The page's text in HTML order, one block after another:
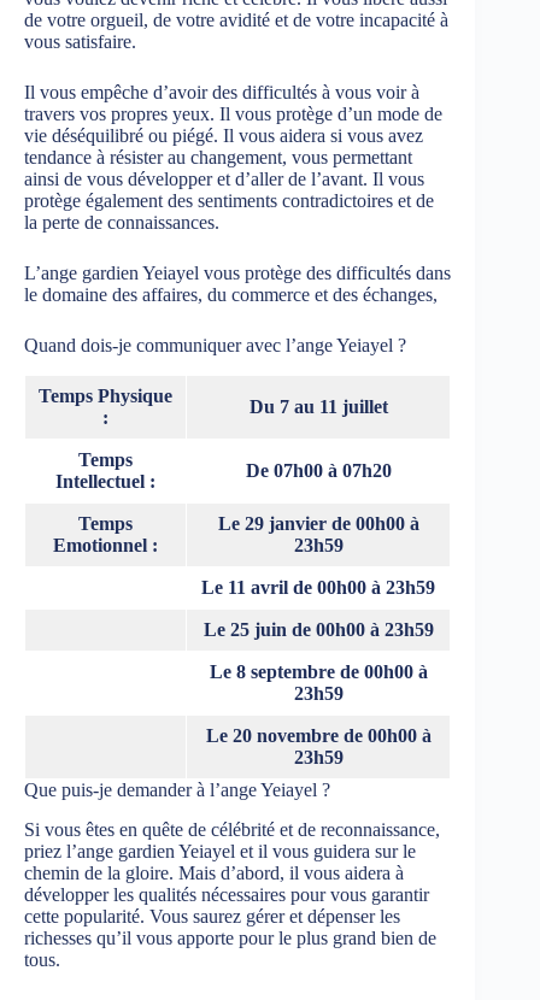
de votre orgueil, de votre avidité et de votre incapacité à
vous satisfaire.
Il vous empêche d’avoir des difficultés à vous voir à
travers vos propres yeux. Il vous protège d’un mode de
vie déséquilibré ou piégé. Il vous aidera si vous avez
tendance à résister au changement, vous permettant
ainsi de vous développer et d’aller de l’avant. Il vous
protège également des sentiments contradictoires et de
la perte de connaissances.
L’ange gardien Yeiayel vous protège des difficultés dans
le domaine des affaires, du commerce et des échanges,
Quand dois-je communiquer avec l’ange Yeiayel ?
Temps Physique
:
Du 7 au 11 juillet
Temps
Intellectuel :
De 07h00 à 07h20
Temps
Emotionnel :
Le 29 janvier de 00h00 à
23h59
Le 11 avril de 00h00 à 23h59
Le 25 juin de 00h00 à 23h59
Le 8 septembre de 00h00 à
23h59
Le 20 novembre de 00h00 à
23h59
Que puis-je demander à l’ange Yeiayel ?
Si vous êtes en quête de célébrité et de reconnaissance,
priez l’ange gardien Yeiayel et il vous guidera sur le
chemin de la gloire. Mais d’abord, il vous aidera à
développer les qualités nécessaires pour vous garantir
cette popularité. Vous saurez gérer et dépenser les
richesses qu’il vous apporte pour le plus grand bien de
tous.